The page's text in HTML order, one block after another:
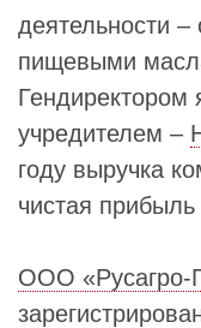
деятельности –
пищевыми
Гендиректором
учредителем –
году выручка
чистая
ООО «Русагро-